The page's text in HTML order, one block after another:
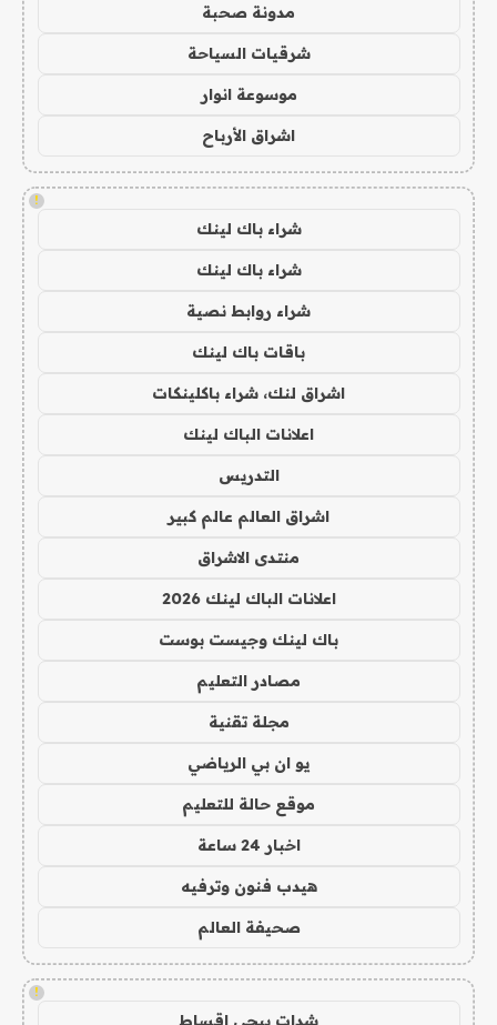
مدونة صحبة
شرقيات السياحة
موسوعة انوار
اشراق الأرباح
!
شراء باك لينك
شراء باك لينك
شراء روابط نصية
باقات باك لينك
اشراق لنك، شراء باكلينكات
اعلانات الباك لينك
التدريس
اشراق العالم عالم كبير
منتدى الاشراق
اعلانات الباك لينك 2026
باك لينك وجيست بوست
مصادر التعليم
مجلة تقنية
يو ان بي الرياضي
موقع حالة للتعليم
اخبار 24 ساعة
هيدب فنون وترفيه
صحيفة العالم
!
شدات ببجي اقساط